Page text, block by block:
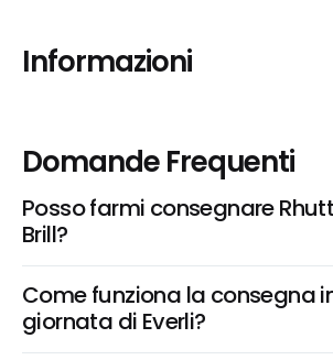
Informazioni
Domande Frequenti
Posso farmi consegnare
Brill?
Come funziona la consegna
giornata di Everli?